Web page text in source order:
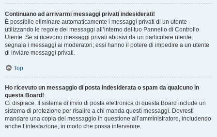
Continuano ad arrivarmi messaggi privati indesiderati!
È possibile eliminare automaticamente i messaggi privati ​​di un utente
utilizzando le regole dei messaggi all’interno del tuo Pannello di Controllo
Utente. Se si ricevono messaggi privati ​​abusivi da un particolare utente,
segnala i messaggi ai moderatori; essi hanno il potere di impedire a un utente
di inviare messaggi privati​​.
Top
Ho ricevuto un messaggio di posta indesiderata o spam da qualcuno in
questa Board!
Ci dispiace. Il sistema di invio di posta elettronica di questa Board include un
sistema di protezione per risalire a chi manda questi messaggi. Dovresti
mandare una copia del messaggio in questione all’amministratore, includendo
anche l’intestazione, in modo che possa intervenire.